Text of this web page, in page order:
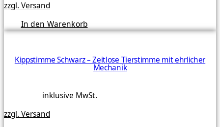
zzgl. Versand
In den Warenkorb
Kippstimme Schwarz – Zeitlose Tierstimme mit ehrlicher
Mechanik
inklusive MwSt.
zzgl. Versand